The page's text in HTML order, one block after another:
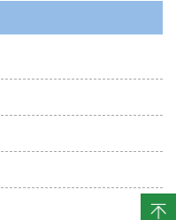
2023-05-24